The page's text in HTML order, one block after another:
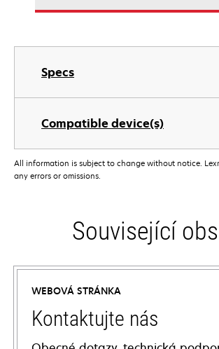
Specs
Compatible device(s)
All information is subject to change without notice.
any errors or omissions.
Související
WEBOVÁ STRÁNKA
Kontaktujte nás